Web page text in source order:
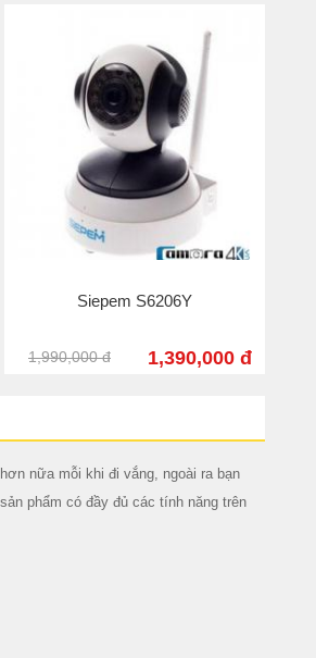
Xoay ngang 355 độ, dọc 120 độ, có
tầm nhìn bao quát rộng
- Sử dụng chip Hislicon của Huawei
- Cài đặt và sử dụng đơn giản, hỗ trợ
đàm thoại 2 chiều tiện lợi
- Cảm biến hồng ngoại tự động tiện
lợi, tự động chuyển ngày và đêm,
giúp màu sắc và hình ảnh sắc nét,
- Camera có tính năng kết nối wifi với
- Chất lượng video cực kỳ rõ nét và
Siepem S6206Y
1,990,000 đ 1,390,000 đ
nữa mỗi khi đi vắng, ngoài ra bạn
phẩm có đầy đủ các tính năng trên